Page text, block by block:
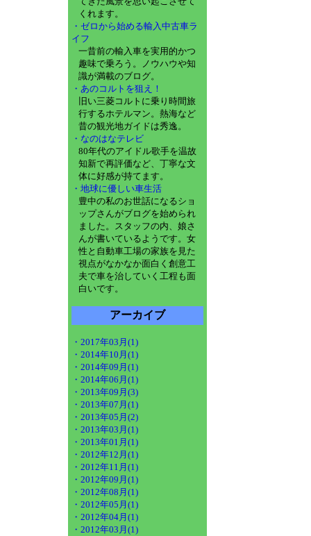
くれます。
・ゼロから始める輸入中古車ラ
イフ
一昔前の輸入車を実用的かつ
趣味で乗ろう。ノウハウや知
識が満載のブログ。
・あのコルトを狙え！
旧い三菱コルトに乗り時間旅
行するホテルマン。熱海など
昔の観光地ガイドは秀逸。
・なのはなテレビ
80年代のアイドル歌手を温故
知新で再評価など、丁寧な文
体に好感が持てます。
・地球に優しい車生活
豊中の私のお世話になるショ
ップさんがブログを始められ
ました。スタッフの内、娘さ
んが書いているようです。女
性と自動車工場の家族を見た
視点がなかなか面白く創意工
夫で車を治していく工程も面
白いです。
アーカイブ
・2017年03月(1)
・2014年10月(1)
・2014年09月(1)
・2014年06月(1)
・2013年09月(3)
・2013年07月(1)
・2013年05月(2)
・2013年03月(1)
・2013年01月(1)
・2012年12月(1)
・2012年11月(1)
・2012年09月(1)
・2012年08月(1)
・2012年05月(1)
・2012年04月(1)
・2012年03月(1)